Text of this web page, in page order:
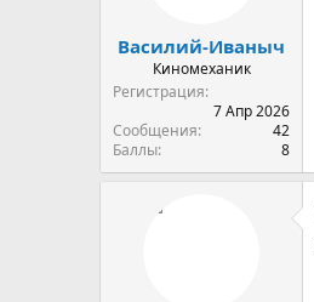
Василий-Иваныч
Киномеханик
Регистрация
7 Апр 2026
Сообщения
42
Баллы
8